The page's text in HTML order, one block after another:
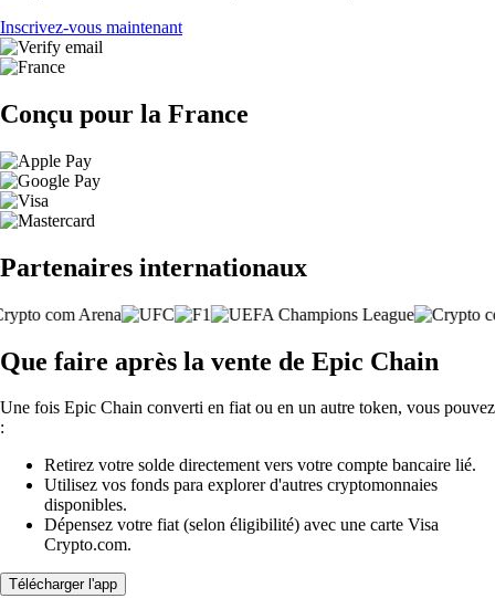
Inscrivez-vous maintenant
Conçu pour la France
Partenaires internationaux
Que faire après la vente de Epic Chain
Une fois Epic Chain converti en fiat ou en un autre token, vous pouvez
:
Retirez votre solde directement vers votre compte bancaire lié.
Utilisez vos fonds para explorer d'autres cryptomonnaies
disponibles.
Dépensez votre fiat (selon éligibilité) avec une carte Visa
Crypto.com.
Télécharger l'app